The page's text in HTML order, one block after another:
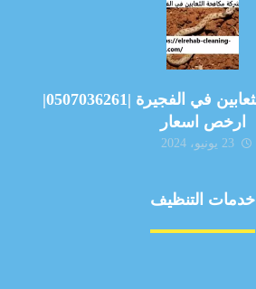
شركة مكافحة الثعابين في الفجيرة |0507036261|
ارخص اسعار
23 يونيو، 2024
خدمات التنظيف